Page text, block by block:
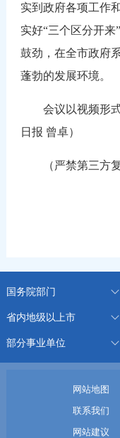
实到政府各项工作
实好“三个区分开
鼓劲，在全市政府
蓬勃的发展环境。
会议以视频形式
日报 曾卓）
（严禁第三方复
国务院部门
省内地级以上市
部分事业单位
网站地图
联系我们
网站建议